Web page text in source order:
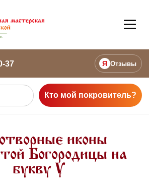
37 Я Отзывы
Кто мой покровитель?
иконы
Богородицы на
букву У